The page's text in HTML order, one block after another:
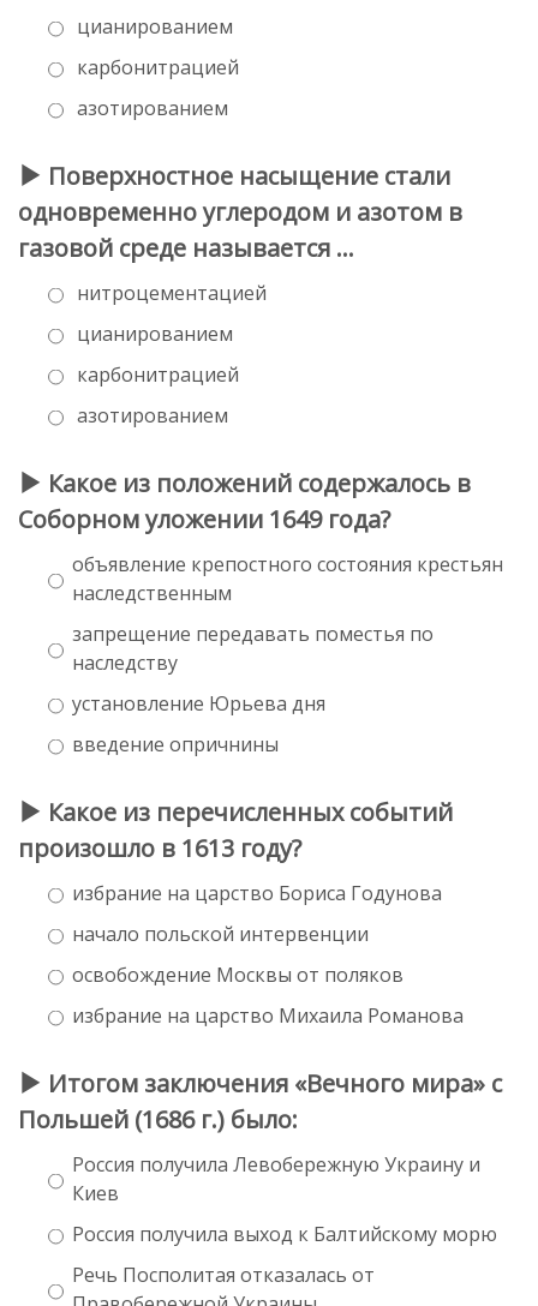
цианированием
карбонитрацией
азотированием
Поверхностное насыщение стали
одновременно углеродом и азотом в
газовой среде называется …
нитроцементацией
цианированием
карбонитрацией
азотированием
Какое из положений содержалось в
Соборном уложении 1649 года?
объявление крепостного состояния крестьян
наследственным
запрещение передавать поместья по
наследству
установление Юрьева дня
введение опричнины
Какое из перечисленных событий
произошло в 1613 году?
избрание на царство Бориса Годунова
начало польской интервенции
освобождение Москвы от поляков
избрание на царство Михаила Романова
Итогом заключения «Вечного мира» с
Польшей (1686 г.) было:
Россия получила Левобережную Украину и
Киев
Россия получила выход к Балтийскому морю
Речь Посполитая отказалась от